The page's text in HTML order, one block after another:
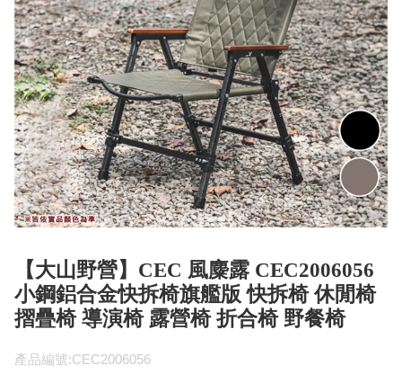
【大山野營】CEC 風麋露 CEC2006056
小鋼鋁合金快拆椅旗艦版 快拆椅 休閒椅
摺疊椅 導演椅 露營椅 折合椅 野餐椅
產品編號:CEC2006056